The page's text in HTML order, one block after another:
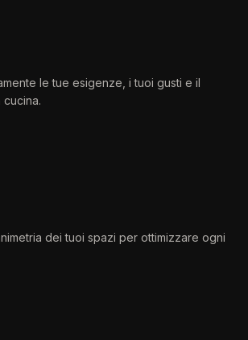
le tue esigenze, i tuoi gusti e il
cucina.
dei tuoi spazi per ottimizzare ogni